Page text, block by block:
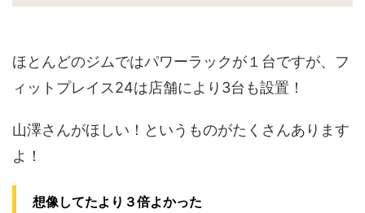
ほとんどのジムではパワーラックが１台ですが、フ
ィットプレイス24は店舗により3台も設置！
山澤さんがほしい！というものがたくさんあります
よ！
想像してたより３倍よかった